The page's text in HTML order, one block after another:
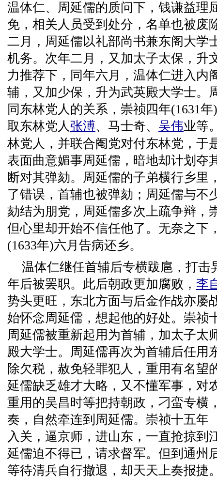
温体仁、周延儒的质问下，钱谦益理
免，相关人员受到处分，名单也被废
二月，周延儒以礼部尚书兼东阁大学
机务。次年二月，又加太子太保，升
力推荐下，同年六月，温体仁进入内
辅，又加少保，升为武英殿大学士。
同东林党人的关系，崇祯四年(1631
取东林党人张溥、马士奇、 吴伟业等
林党人，并联合阉党对付东林党，于
表面曲意媚事周延儒，暗地却计划夺
断对其弹劾。周延儒的子弟横行乡里
了错误，首辅也被弹劾；周延儒与不
劾结为朋党，周延儒多次上疏争辩，
但心里却开始不信任他了。无奈之下
(1633年)六月告病还乡。
温体仁继任首辅后专横跋扈，打击
年后被罢职。此后朝政更加腐败， 李
势头更旺，东北方面与后金作战亦屡
始怀念周延儒，想起他的好处。崇祯
周延儒被重新起用为首辅，加太子太
殿大学士。周延儒再次为首辅后任用
除欠税，赦免轻罪犯人，重用有名望
延儒缺乏雄才大略，又不懂军事，对
重用的吴昌时等把持朝政，刁蛮专横
奏，自然牵连到周延儒。崇祯十五年
入关，逼京师，进山东，一直抢掠到
延儒迫不得已，请求督军。但到通州
等待清兵自行撤退，却天天上奏报捷